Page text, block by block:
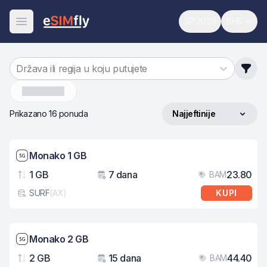
Otvori meni Svjetsko
Država ili regija u koju putujete
Prikazano 16 ponuda Sortiraj po
Najjeftinije
Brzina mreže: 5G
Monako 1 GB
Podaci
1 GB
Važenje
7 dana BAM23.80
Tip eSIM kartice
SURF(AX) KUPI
Brzina mreže: 5G
Monako 2 GB
Podaci
2 GB
Važenje
15 dana BAM44.40